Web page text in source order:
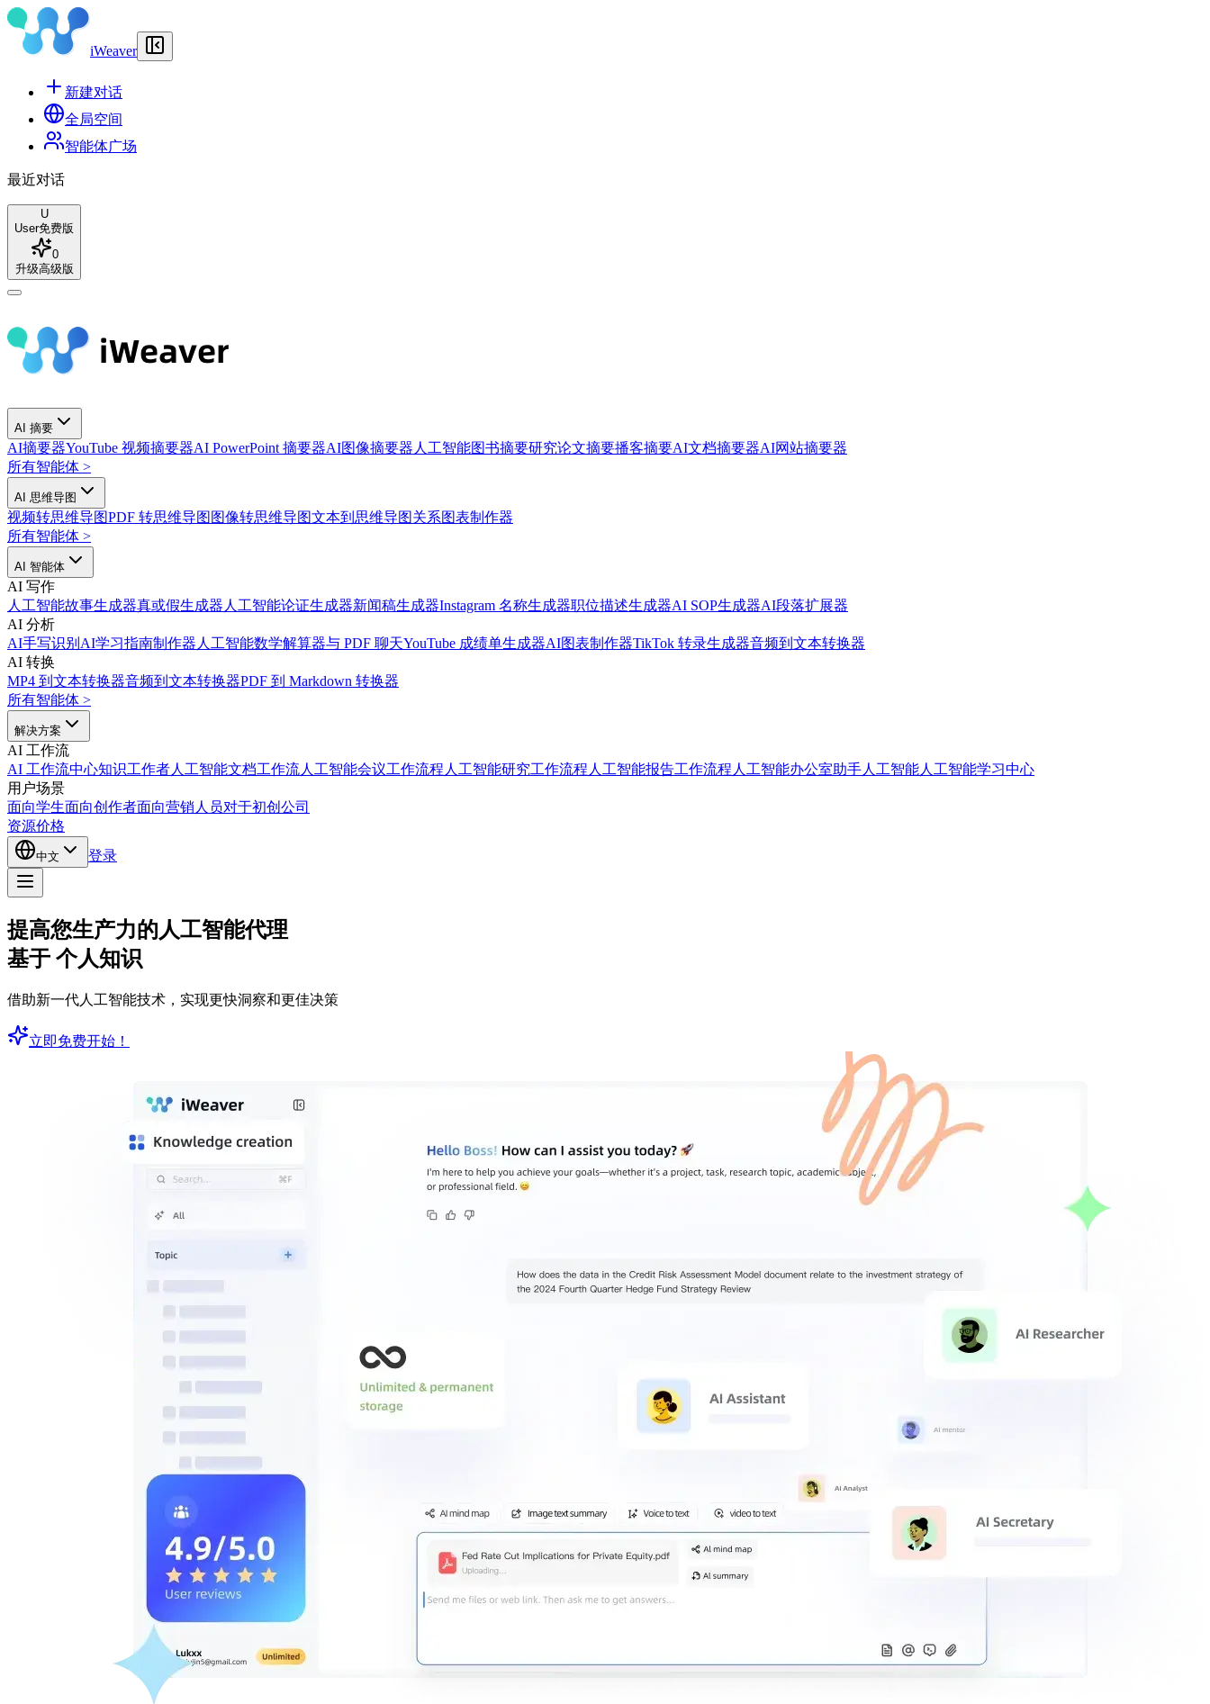
iWeaver
新建对话
全局空间
智能体广场
最近对话
U
User免费版
0
升级高级版
AI 摘要
AI摘要器YouTube 视频摘要器AI PowerPoint 摘要器AI图像摘要器 人工智能图书摘要研究论文摘要播客摘要AI文档摘要器AI网站摘要器
所有智能体 >
AI 思维导图
视频转思维导图PDF 转思维导图 图像转思维导图文本到思维导图关系图表制作器
所有智能体 >
AI 智能体
AI 写作
人工智能故事生成器真或假生成器 人工智能论证生成器新闻稿生成器Instagram 名称生成器职位描述生成器AI SOP生成器AI段落扩展器
AI 分析
AI手写识别 AI学习指南制作器 人工智能数学解算器与 PDF 聊天YouTube 成绩单生成器AI图表制作器TikTok 转录生成器音频到文本转换器
AI 转换
MP4 到文本转换器音频到文本转换器PDF 到 Markdown 转换器
所有智能体 >
解决方案
AI 工作流
AI 工作流中心知识工作者人工智能文档工作流人工智能会议工作流程人工智能研究工作流程人工智能报告工作流程人工智能办公室助手人工智能人工智能学习中心
用户场景
面向学生面向创作者面向营销人员对于初创公司
资源价格
中文 登录
提高您生产力的人工智能代理
基于 个人知识
借助新一代人工智能技术，实现更快洞察和更佳决策
立即免费开始！